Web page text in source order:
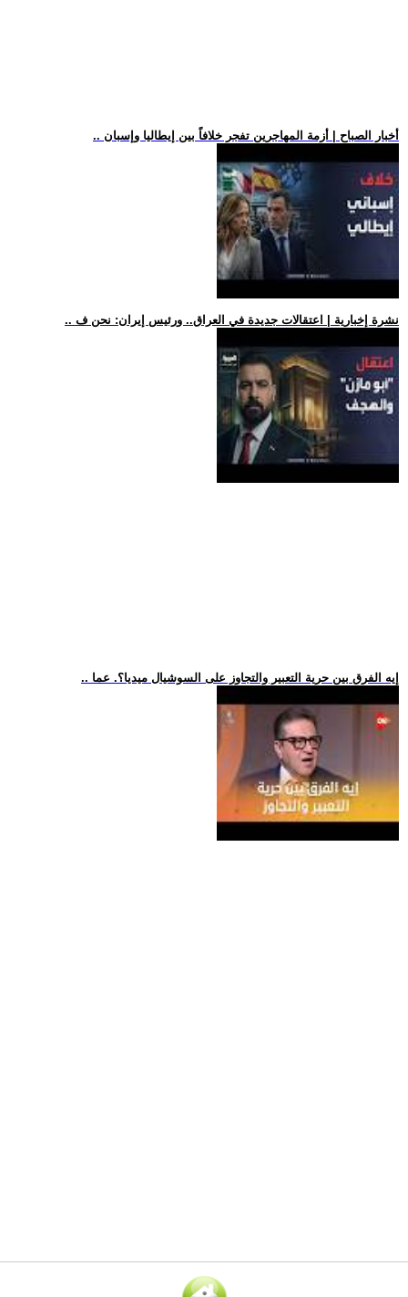
.. أخبار الصباح | أزمة المهاجرين تفجر خلافاً بين إيطاليا وإسبان
.. نشرة إخبارية | اعتقالات جديدة في العراق.. ورئيس إيران: نحن ف
.. إيه الفرق بين حرية التعبير والتجاوز على السوشيال ميديا؟. عما